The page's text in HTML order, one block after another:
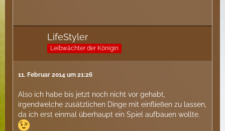
LifeStyler
Leibwächter der Königin
11. Februar 2014 um 21:26
Also ich habe bis jetzt noch nicht vor gehabt,
irgendwelche zusätzlichen Dinge mit einfließen zu lassen,
da ich erst einmal überhaupt ein Spiel aufbauen wollte.